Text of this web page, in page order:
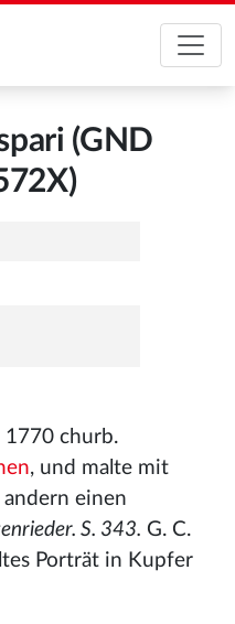
(GND
1770 churb.
, und malte mit
einen
S. 343. G. C.
Porträt in Kupfer